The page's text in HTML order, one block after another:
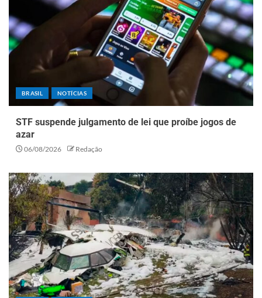
BRASIL NOTÍCIAS
STF suspende julgamento de lei que proíbe jogos de
azar
06/08/2026 Redação